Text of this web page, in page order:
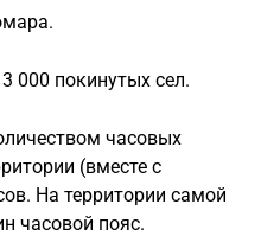
000 покинутых сел.
часовых
(вместе с
На территории самой
часовой пояс.